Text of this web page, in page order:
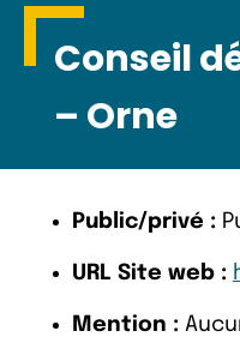
Conseil
– Orne
Public/privé :
URL Site web :
Mention :